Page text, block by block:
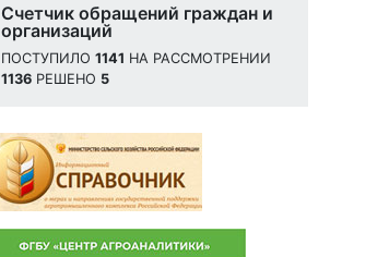
Счетчик обращений граждан и
организаций
ПОСТУПИЛО 1141 НА РАССМОТРЕНИИ
1136 РЕШЕНО 5